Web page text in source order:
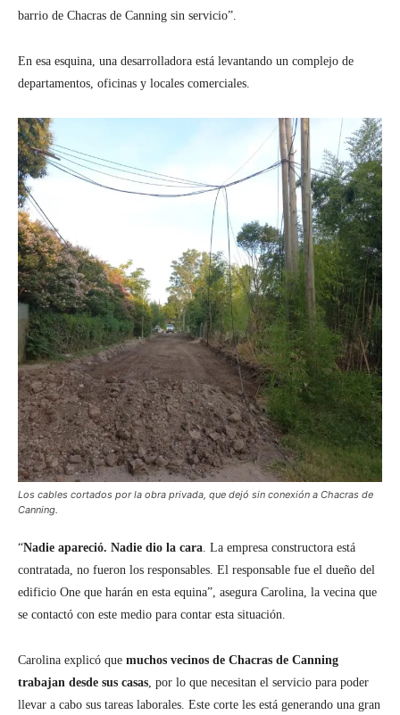
barrio de Chacras de Canning sin servicio”.
En esa esquina, una desarrolladora está levantando un complejo de
departamentos, oficinas y locales comerciales.
Los cables cortados por la obra privada, que dejó sin conexión a Chacras de
Canning.
“Nadie apareció. Nadie dio la cara . La empresa constructora está
contratada, no fueron los responsables. El responsable fue el dueño del
edificio One que harán en esta equina”, asegura Carolina, la vecina que
se contactó con este medio para contar esta situación.
Carolina explicó que muchos vecinos de Chacras de Canning
trabajan desde sus casas , por lo que necesitan el servicio para poder
llevar a cabo sus tareas laborales. Este corte les está generando una gran